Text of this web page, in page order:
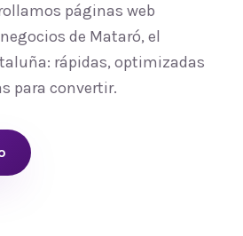
páginas web
de Mataró, el
rápidas, optimizadas
para convertir.